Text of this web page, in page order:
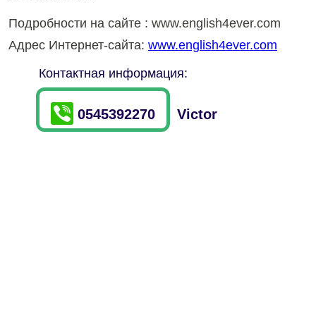
Подробности на сайте : www.english4ever.com
Адрес Интернет-сайта: www.english4ever.com
Контактная информация:
0545392270 Victor